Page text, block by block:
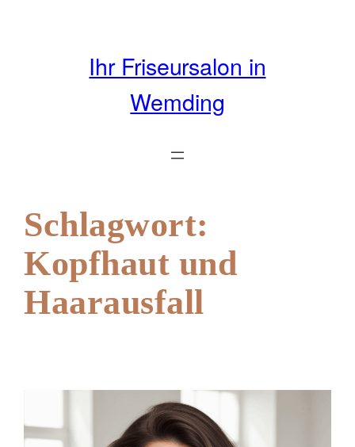
Ihr Friseursalon in
Wemding
Schlagwort:
Kopfhaut und
Haarausfall